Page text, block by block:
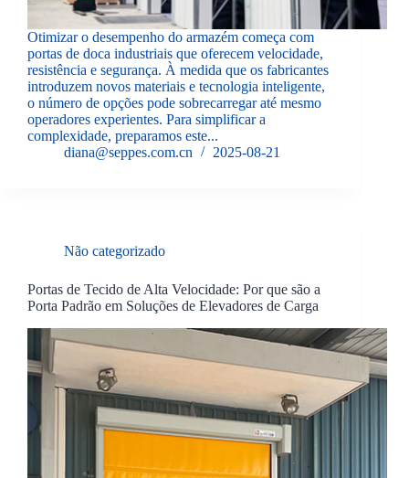
Otimizar o desempenho do armazém começa com
portas de doca industriais que oferecem velocidade,
resistência e segurança. À medida que os fabricantes
introduzem novos materiais e tecnologia inteligente,
o número de opções pode sobrecarregar até mesmo
operadores experientes. Para simplificar a
complexidade, preparamos este...
diana@seppes.com.cn
2025-08-21
Não categorizado
Portas de Tecido de Alta Velocidade: Por que são a
Porta Padrão em Soluções de Elevadores de Carga